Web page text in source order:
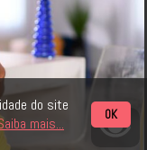
do site
mais... OK